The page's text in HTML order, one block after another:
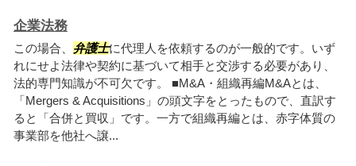
企業法務
この場合、 弁護士に代理人を依頼するのが一般的です。いず
れにせよ法律や契約に基づいて相手と交渉する必要があり、
法的専門知識が不可欠です。 ■M&A・組織再編M&Aとは、
「Mergers & Acquisitions」の頭文字をとったもので、直訳す
ると「合併と買収」です。一方で組織再編とは、赤字体質の
事業部を他社へ譲...